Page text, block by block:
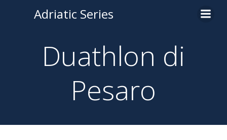
Adriatic Series
Duathlon di
Pesaro